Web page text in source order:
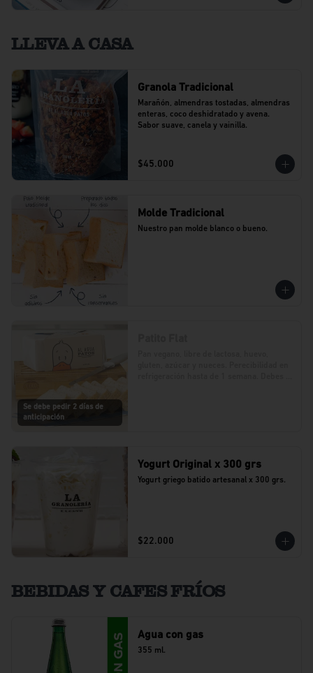
LLEVA A CASA
Granola Tradicional
Marañón, almendras tostadas, almendras
enteras, coco deshidratado y avena.
Sabor suave, canela y vainilla.
$45.000
Molde Tradicional
Nuestro pan molde blanco o bueno.
Se debe pedir 2 días de
anticipación
Yogurt Original x 300 grs
Yogurt griego batido artesanal x 300 grs.
$22.000
BEBIDAS Y CAFES FRÍOS
Agua con gas
355 ml.